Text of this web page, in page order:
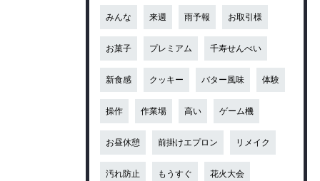
みんな 来週 雨予報 お取引様
お菓子 プレミアム 千寿せんべい
新食感 クッキー バター風味 体験
操作 作業場 高い ゲーム機
お昼休憩 前掛けエプロン リメイク
汚れ防止 もうすぐ 花火大会